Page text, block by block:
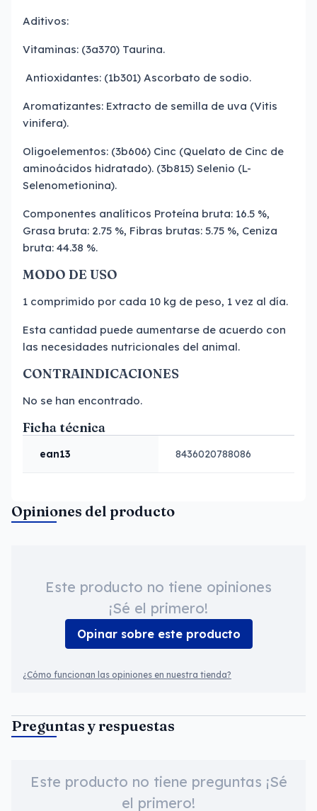
Aditivos:
Vitaminas: (3a370) Taurina.
Antioxidantes: (1b301) Ascorbato de sodio.
Aromatizantes: Extracto de semilla de uva (Vitis
vinifera).
Oligoelementos: (3b606) Cinc (Quelato de Cinc de
aminoácidos hidratado). (3b815) Selenio (L-
Selenometionina).
Componentes analíticos Proteína bruta: 16.5 %,
Grasa bruta: 2.75 %, Fibras brutas: 5.75 %, Ceniza
bruta: 44.38 %.
MODO DE USO
1 comprimido por cada 10 kg de peso, 1 vez al día.
Esta cantidad puede aumentarse de acuerdo con
las necesidades nutricionales del animal.
CONTRAINDICACIONES
No se han encontrado.
Ficha técnica
ean13 8436020788086
Opiniones del producto
Este producto no tiene opiniones
¡Sé el primero!
Opinar sobre este producto
¿Cómo funcionan las opiniones en nuestra tienda?
Preguntas y respuestas
Este producto no tiene preguntas ¡Sé
el primero!